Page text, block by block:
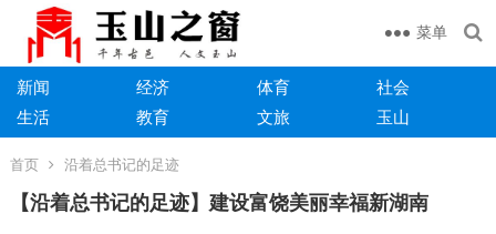
菜单
新闻 经济 体育
社会
生活
教育 文旅 玉山
首页 沿着总书记的足迹
【沿着总书记的足迹】建设富饶美丽幸福新湖南